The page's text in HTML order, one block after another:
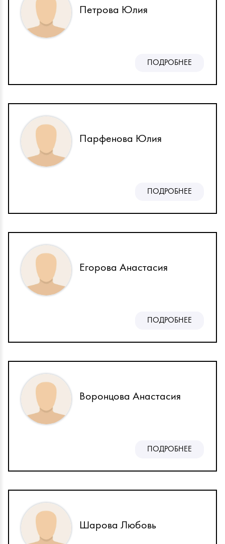
Петрова Юлия
ПОДРОБНЕЕ
Парфенова Юлия
ПОДРОБНЕЕ
Егорова Анастасия
ПОДРОБНЕЕ
Воронцова Анастасия
ПОДРОБНЕЕ
Шарова Любовь